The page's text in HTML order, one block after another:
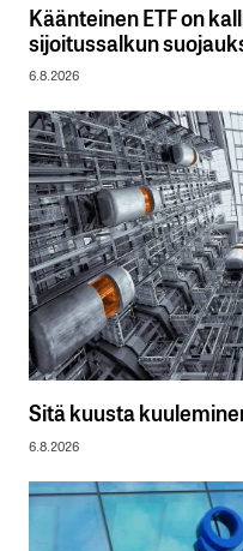
Käänteinen ETF on
sijoitussalkun
6.8.2026
Sitä kuusta
6.8.2026